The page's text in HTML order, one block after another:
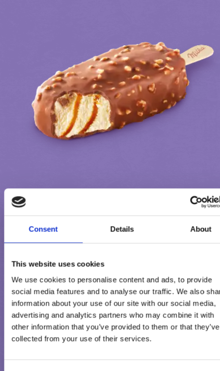
Consent Details About
This website uses cookies
We use cookies to personalise content and ads, to provide
social media features and to analyse our traffic. We also
information about your use of our site with our social media,
advertising and analytics partners who may combine it with
other information that you’ve provided to them or that they’ve
collected from your use of their services.
TERMÉKINFORMÁCIÓ
Összetevők:
visszaállított sovány tej, tejcsokoládé (alpesi tejjel) (cukor,
kakaómassza, alpesi sovány tejpor 2,9%¹, alpesi tejzsír 2,5%¹,
tejsavópor (tejből), emulgeálószerek (lecitinek (szójából), E
cukor, glükózszirup, pörkölt földimogyoródarabok, kókuszzsír,